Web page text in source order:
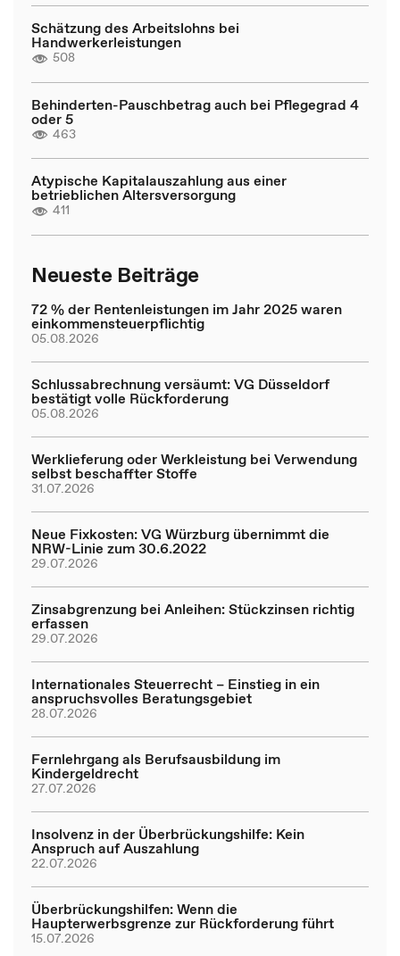
Schätzung des Arbeitslohns bei
Handwerkerleistungen
508
Behinderten-Pauschbetrag auch bei Pflegegrad 4
oder 5
463
Atypische Kapitalauszahlung aus einer
betrieblichen Altersversorgung
411
Neueste Beiträge
72 % der Rentenleistungen im Jahr 2025 waren
einkommensteuerpflichtig
05.08.2026
Schlussabrechnung versäumt: VG Düsseldorf
bestätigt volle Rückforderung
05.08.2026
Werklieferung oder Werkleistung bei Verwendung
selbst beschaffter Stoffe
31.07.2026
Neue Fixkosten: VG Würzburg übernimmt die
NRW-Linie zum 30.6.2022
29.07.2026
Zinsabgrenzung bei Anleihen: Stückzinsen richtig
erfassen
29.07.2026
Internationales Steuerrecht – Einstieg in ein
anspruchsvolles Beratungsgebiet
28.07.2026
Fernlehrgang als Berufsausbildung im
Kindergeldrecht
27.07.2026
Insolvenz in der Überbrückungshilfe: Kein
Anspruch auf Auszahlung
22.07.2026
Überbrückungshilfen: Wenn die
Haupterwerbsgrenze zur Rückforderung führt
15.07.2026